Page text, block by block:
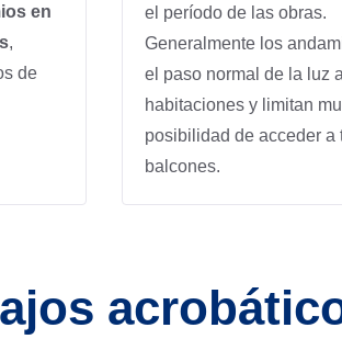
en
,
de
el período de las obras.
Generalmente los
el paso normal de la luz
habitaciones y limitan
posibilidad de acceder a
balcones.